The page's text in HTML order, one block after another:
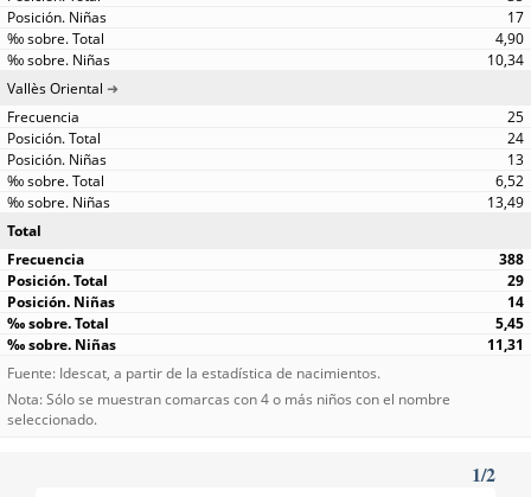
17
4,90
10,34
Vallès Oriental
25
24
13
6,52
13,49
Total
388
29
14
5,45
11,31
Fuente: Idescat, a partir de la estadística de nacimientos.
Nota: Sólo se muestran comarcas con 4 o más niños con el nombre
seleccionado.